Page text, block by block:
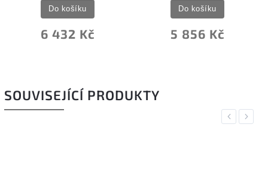
6 432 Kč
Do košíku
5 856 Kč
Do košíku
SOUVISEJÍCÍ PRODUKTY
Previous
Next